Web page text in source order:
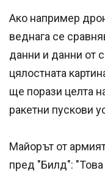
Ако например
веднага се
данни и данни от
цялостната
ще порази целта
ракетни пускови
Майорът от
пред "Билд": "Това